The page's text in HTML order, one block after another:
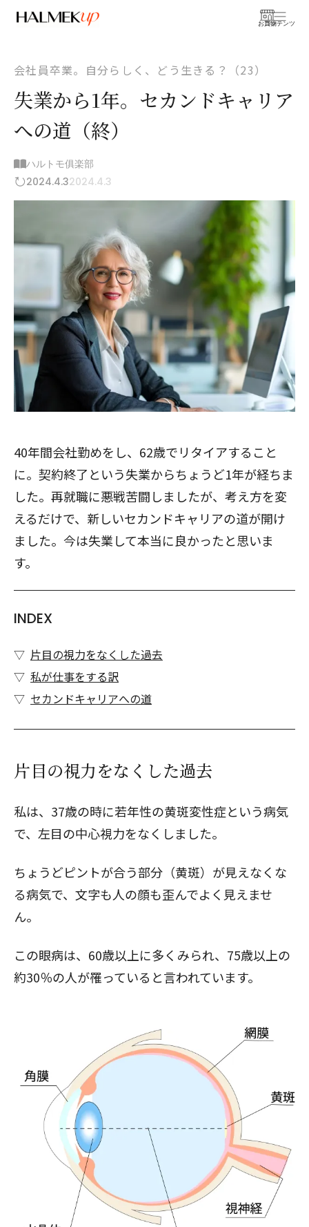
お買物
コンテンツ
会社員卒業。自分らしく、どう生きる？（23）
失業から1年。セカンドキャリア
への道（終）
ハルトモ俱楽部
2024.4.32024.4.3
40年間会社勤めをし、62歳でリタイアすること
に。契約終了という失業からちょうど1年が経ちま
した。再就職に悪戦苦闘しましたが、考え方を変
えるだけで、新しいセカンドキャリアの道が開け
ました。今は失業して本当に良かったと思いま
す。
INDEX
片目の視力をなくした過去
私が仕事をする訳
セカンドキャリアへの道
片目の視力をなくした過去
私は、37歳の時に若年性の黄斑変性症という病気
で、左目の中心視力をなくしました。
ちょうどピントが合う部分（黄斑）が見えなくな
る病気で、文字も人の顔も歪んでよく見えませ
ん。
この眼病は、60歳以上に多くみられ、75歳以上の
約30％の人が罹っていると言われています。